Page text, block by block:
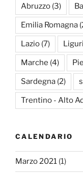
Abruzzo (3)
Emilia Romagna
Lazio (7)
Marche (4)
Sardegna (2)
Trentino - Alto
CALENDARIO
Marzo 2021 (1)